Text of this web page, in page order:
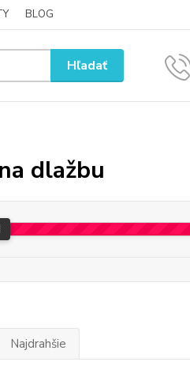
BLOG
Hľadať
dlažbu
Najdrahšie